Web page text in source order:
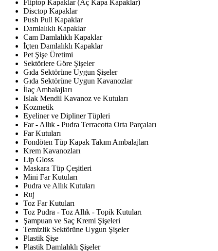
Fliptop Kapaklar (Aç Kapa Kapaklar)
Disctop Kapaklar
Push Pull Kapaklar
Damlalıklı Kapaklar
Cam Damlalıklı Kapaklar
İçten Damlalıklı Kapaklar
Pet Şişe Üretimi
Sektörlere Göre Şişeler
Gıda Sektörüne Uygun Şişeler
Gıda Sektörüne Uygun Kavanozlar
İlaç Ambalajları
Islak Mendil Kavanoz ve Kutuları
Kozmetik
Eyeliner ve Dipliner Tüpleri
Far - Allık - Pudra Terracotta Orta Parçaları
Far Kutuları
Fondöten Tüp Kapak Takım Ambalajları
Krem Kavanozları
Lip Gloss
Maskara Tüp Çeşitleri
Mini Far Kutuları
Pudra ve Allık Kutuları
Ruj
Toz Far Kutuları
Toz Pudra - Toz Allık - Topik Kutuları
Şampuan ve Saç Kremi Şişeleri
Temizlik Sektörüne Uygun Şişeler
Plastik Şişe
Plastik Damlalıklı Şişeler